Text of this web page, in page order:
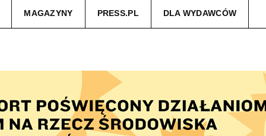
MAGAZYNY PRESS.PL DLA WYDAWCÓW